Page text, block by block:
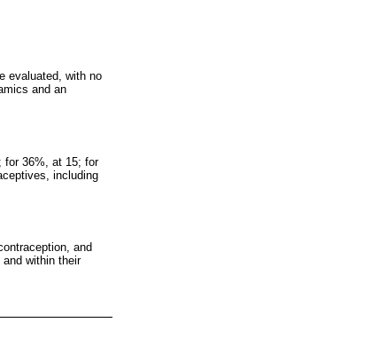
evaluated, with no
and an
for 36%, at 15; for
including
and
within their